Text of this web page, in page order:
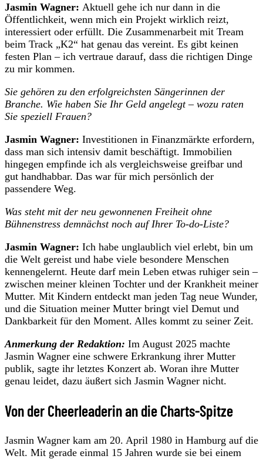
Jasmin Wagner: Aktuell gehe ich nur dann in die
Öffentlichkeit, wenn mich ein Projekt wirklich reizt,
interessiert oder erfüllt. Die Zusammenarbeit mit Tream
beim Track „K2“ hat genau das vereint. Es gibt keinen
festen Plan – ich vertraue darauf, dass die richtigen Dinge
zu mir kommen.
Sie gehören zu den erfolgreichsten Sängerinnen der
Branche. Wie haben Sie Ihr Geld angelegt – wozu raten
Sie speziell Frauen?
Jasmin Wagner: Investitionen in Finanzmärkte erfordern,
dass man sich intensiv damit beschäftigt. Immobilien
hingegen empfinde ich als vergleichsweise greifbar und
gut handhabbar. Das war für mich persönlich der
passendere Weg.
Was steht mit der neu gewonnenen Freiheit ohne
Bühnenstress demnächst noch auf Ihrer To-do-Liste?
Jasmin Wagner: Ich habe unglaublich viel erlebt, bin um
die Welt gereist und habe viele besondere Menschen
kennengelernt. Heute darf mein Leben etwas ruhiger sein –
zwischen meiner kleinen Tochter und der Krankheit meiner
Mutter. Mit Kindern entdeckt man jeden Tag neue Wunder,
und die Situation meiner Mutter bringt viel Demut und
Dankbarkeit für den Moment. Alles kommt zu seiner Zeit.
Anmerkung der Redaktion: Im August 2025 machte
Jasmin Wagner eine schwere Erkrankung ihrer Mutter
publik, sagte ihr letztes Konzert ab. Woran ihre Mutter
genau leidet, dazu äußert sich Jasmin Wagner nicht.
Von der Cheerleaderin an die Charts-Spitze
Jasmin Wagner kam am 20. April 1980 in Hamburg auf die
Welt. Mit gerade einmal 15 Jahren wurde sie bei einem